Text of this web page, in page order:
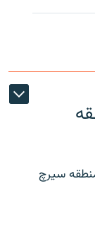
سیرچ